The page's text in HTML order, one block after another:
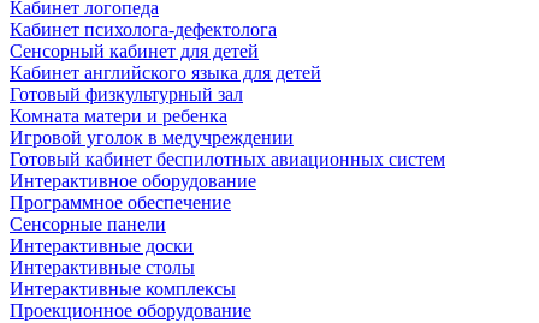
Кабинет логопеда
Кабинет психолога-дефектолога
Сенсорный кабинет для детей
Кабинет английского языка для детей
Готовый физкультурный зал
Комната матери и ребенка
Игровой уголок в медучреждении
Готовый кабинет беспилотных авиационных систем
Интерактивное оборудование
Программное обеспечение
Сенсорные панели
Интерактивные доски
Интерактивные столы
Интерактивные комплексы
Проекционное оборудование